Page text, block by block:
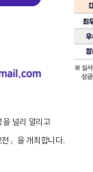
을 널리 알리고
」을 개최합니다.